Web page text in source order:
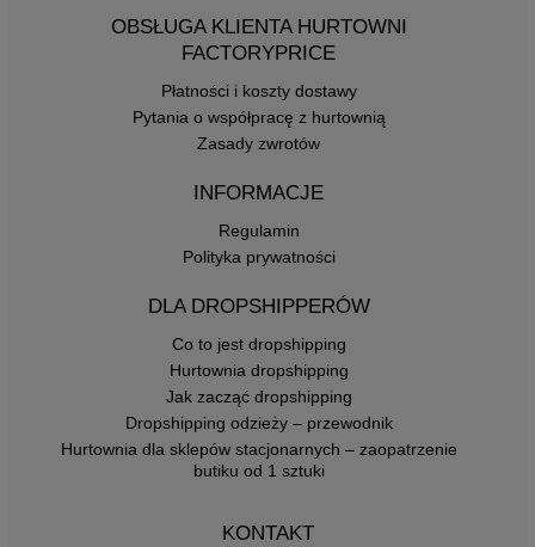
OBSŁUGA KLIENTA HURTOWNI
FACTORYPRICE
Płatności i koszty dostawy
Pytania o współpracę z hurtownią
Zasady zwrotów
INFORMACJE
Regulamin
Polityka prywatności
DLA DROPSHIPPERÓW
Co to jest dropshipping
Hurtownia dropshipping
Jak zacząć dropshipping
Dropshipping odzieży – przewodnik
Hurtownia dla sklepów stacjonarnych – zaopatrzenie
butiku od 1 sztuki
KONTAKT